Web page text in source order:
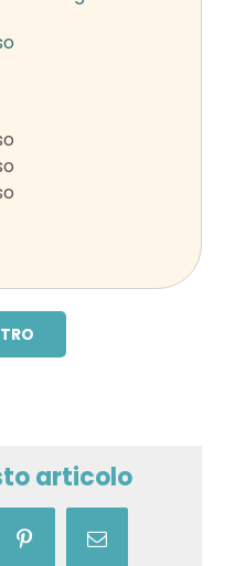
articolo
PinterestEmail